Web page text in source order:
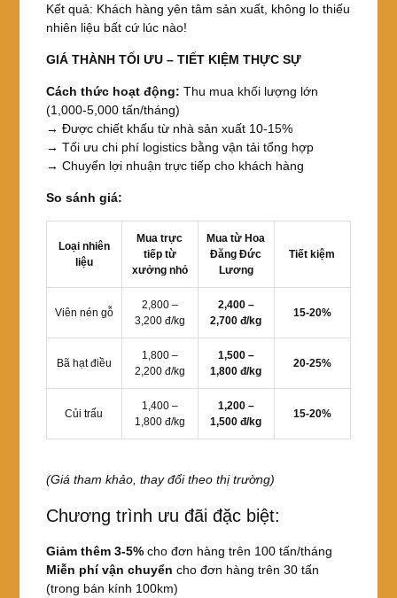
Kết quả: Khách hàng yên tâm sản xuất, không lo thiếu
nhiên liệu bất cứ lúc nào!
GIÁ THÀNH TỐI ƯU – TIẾT KIỆM THỰC SỰ
Cách thức hoạt động: Thu mua khối lượng lớn
(1,000-5,000 tấn/tháng)
→ Được chiết khấu từ nhà sản xuất 10-15%
→ Tối ưu chi phí logistics bằng vận tải tổng hợp
→ Chuyển lợi nhuận trực tiếp cho khách hàng
So sánh giá:
Loại nhiên
liệu
Mua trực
tiếp từ
xưởng nhỏ
Mua từ Hoa
Đăng Đức
Lương
Tiết kiệm
Viên nén gỗ
2,800 –
3,200 đ/kg
2,400 –
2,700 đ/kg
15-20%
Bã hạt điều
1,800 –
2,200 đ/kg
1,500 –
1,800 đ/kg
20-25%
Củi trấu
1,400 –
1,800 đ/kg
1,200 –
1,500 đ/kg
15-20%
(Giá tham khảo, thay đổi theo thị trường)
Chương trình ưu đãi đặc biệt:
Giảm thêm 3-5%cho đơn hàng trên 100 tấn/tháng
Miễn phí vận chuyển cho đơn hàng trên 30 tấn
(trong bán kính 100km)